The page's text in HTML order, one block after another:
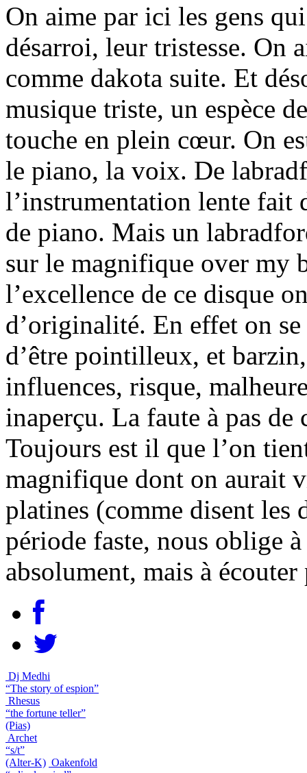
On aime par ici les gens
désarroi, leur tristesse. On
comme dakota suite. Et
musique triste, un espèce
touche en plein cœur. On
le piano, la voix. De
l’instrumentation lente fait
de piano. Mais un
sur le magnifique over my
l’excellence de ce disque
d’originalité. En effet on
d’être pointilleux, et
influences, risque,
inaperçu. La faute à pas de
Toujours est il que l’on
magnifique dont on aurait
platines (comme disent les
période faste, nous oblige
absolument, mais à
Dj Medhi
“The story of espion”
Rhesus
“the fortune teller”
(Pias)
Archet
“s/t”
(Alter-K) Oakenfold